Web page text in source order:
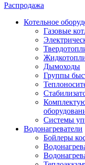
Распродажа
Котельное
Газовые
Дымоходы
Группы
Системы
Водонагреватели
Бойлеры